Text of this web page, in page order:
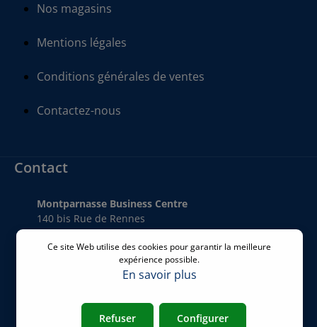
Nos magasins
Mentions légales
Conditions générales de ventes
Contactez-nous
Contact
Montparnasse Business Centre
140 bis Rue de Rennes
75006 Paris
France
+33 01 77 62 46 24
commercial@airicom.fr
Ce site Web utilise des cookies pour garantir la meilleure
expérience possible.
En savoir plus
Refuser Configurer